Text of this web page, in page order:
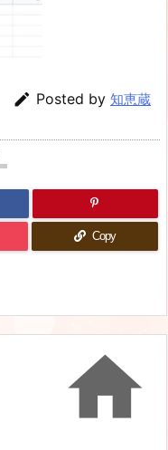
 Posted by 知恵蔵
Copy
